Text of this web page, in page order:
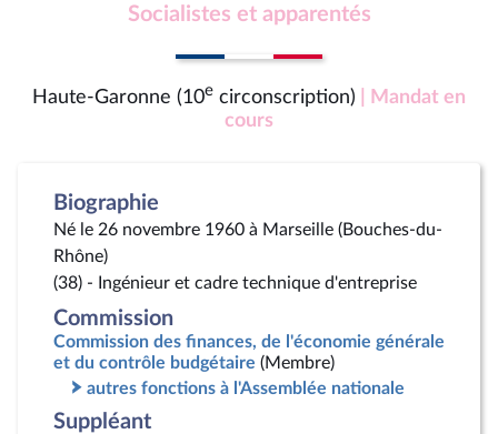
Socialistes et apparentés
Haute-Garonne (10e circonscription)
| Mandat en
cours
Biographie
Né le 26 novembre 1960 à Marseille (Bouches-du-
Rhône)
(38) - Ingénieur et cadre technique d'entreprise
Commission
Commission des finances, de l'économie générale
et du contrôle budgétaire (Membre)
autres fonctions à l'Assemblée nationale
Suppléant